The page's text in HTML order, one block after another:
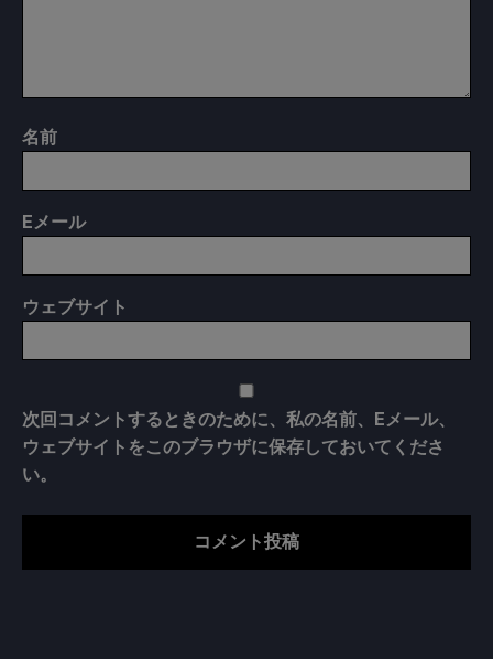
名前
Eメール
ウェブサイト
次回コメントするときのために、私の名前、Eメール、
ウェブサイトをこのブラウザに保存しておいてくださ
い。